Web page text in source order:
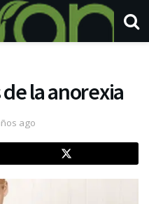
la anorexia
ago